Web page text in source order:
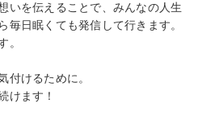
いを伝えることで、みんなの人生
毎日眠くても発信して行きます。
。
付けるために。
けます！